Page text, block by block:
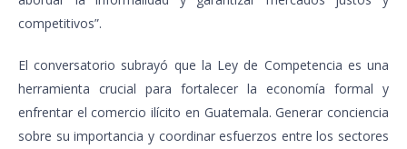
competitivos”.
El conversatorio subrayó que la Ley de Competencia es una
herramienta crucial para fortalecer la economía formal y
enfrentar el comercio ilícito en Guatemala. Generar conciencia
sobre su importancia y coordinar esfuerzos entre los sectores